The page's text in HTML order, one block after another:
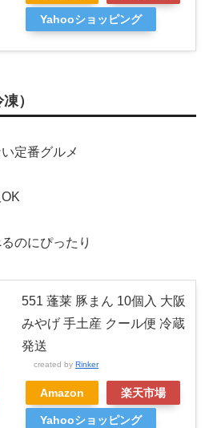
Yahooショッピング
）
定番グルメ
のにぴったり
551 蓬莱 豚まん 10個入 大阪
みやげ 手土産 クール便 冷蔵
発送
created by Rinker
Amazon 楽天市場
Yahooショッピング